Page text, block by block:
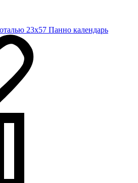
23х57 Панно календарь